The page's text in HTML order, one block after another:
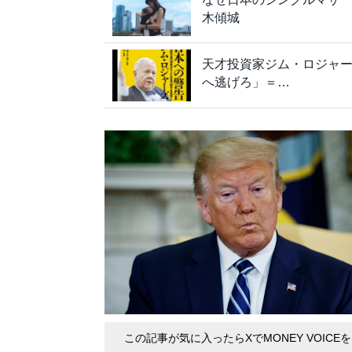
木傾城
天才投資家ジム・ロジャ
へ逃げろ」＝…
この記事が気に入ったらXでMONEY VOICE